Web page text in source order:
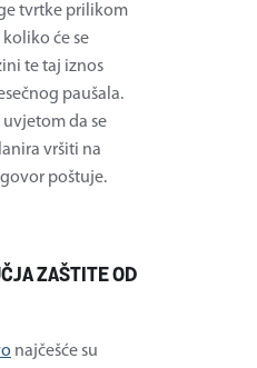
tvrtke prilikom
će se
te taj iznos
paušala.
da se
vršiti na
poštuje.
ZAŠTITE OD
najčešće su